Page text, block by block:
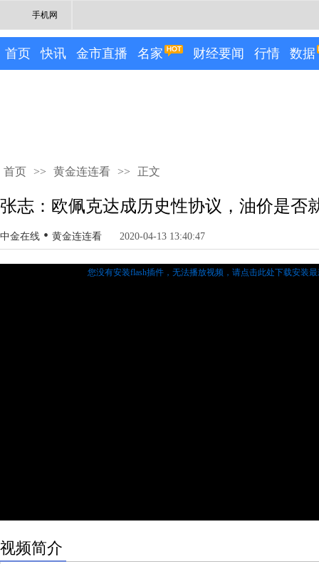
手机网
首页 快讯 金市直播 名家 财经要闻 行情 数据
首页 >> 黄金连连看 >> 正文
张志：欧佩克达成历史性协议，油价是否
中金在线 • 黄金连连看 2020-04-13 13:40:47
您没有安装flash插件，无法播放视频， 请点击此处下载安装
视频简介